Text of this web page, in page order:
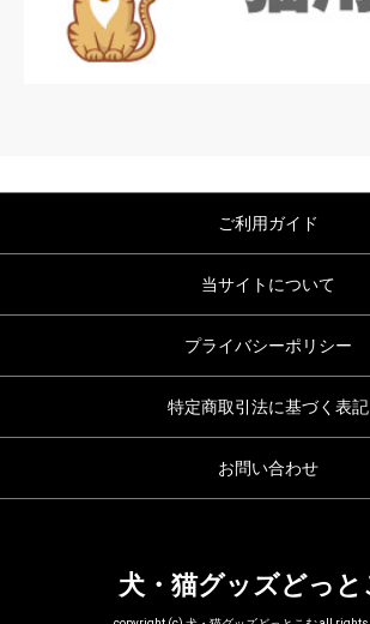
ご利用ガイド
当サイトについて
プライバシーポリシー
特定商取引法に基づく表記
お問い合わせ
犬・猫グッズどっと